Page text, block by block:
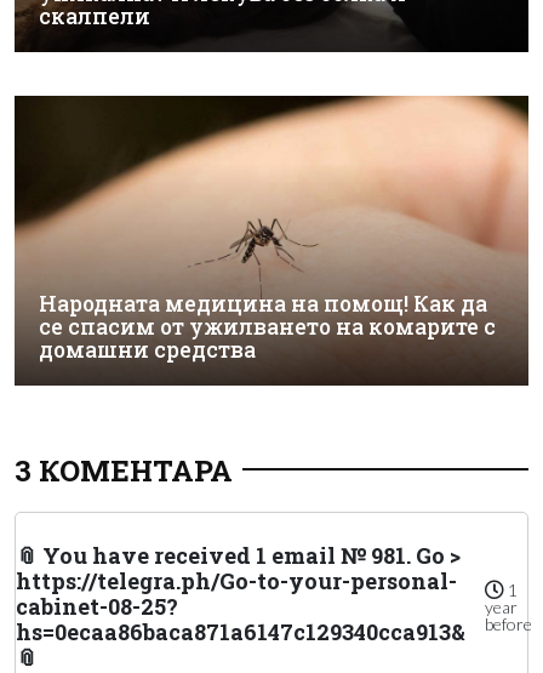
скалпели
Народната медицина на помощ! Как да
се спасим от ужилването на комарите с
домашни средства
3 КОМЕНТАРА
📎 You have received 1 email № 981. Go >
https://telegra.ph/Go-to-your-personal-
cabinet-08-25?
hs=0ecaa86baca871a6147c129340cca913&
📎
1
year
before